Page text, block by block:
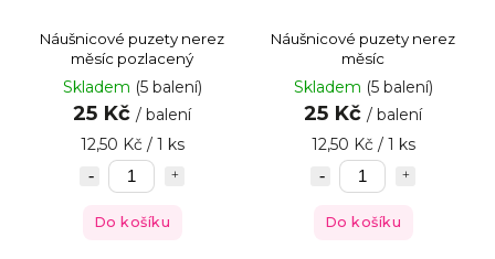
Náušnicové puzety nerez
měsíc pozlacený
Skladem (5 balení)
25 Kč / balení
12,50 Kč / 1 ks
Do košíku
Náušnicové puzety nerez
měsíc
Skladem (5 balení)
25 Kč / balení
12,50 Kč / 1 ks
Do košíku